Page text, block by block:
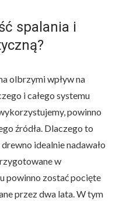
spalania i
olbrzymi wpływ na
i całego systemu
powinno
źródła. Dlaczego to
idealnie nadawało
w
powinno zostać pocięte
przez dwa lata. W tym